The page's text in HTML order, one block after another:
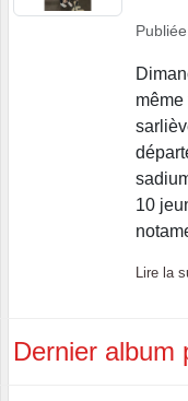
10
Lire la
Dernier album